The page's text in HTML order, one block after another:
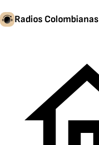
Radios Colombianas